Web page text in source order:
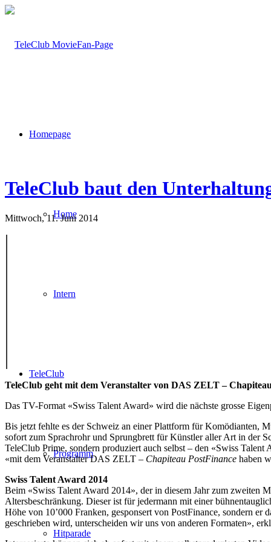
Homepage
Home
Intern
TeleClub
Programm
Hitparade
TeleClub baut den
Mittwoch, 11. Juni 2014
TeleClub geht mit dem Veranstalter von DAS ZELT –
Das TV-Format «Swiss Talent Award» wird die nächste grosse
Bis jetzt fehlte es der Schweiz an einer Plattform für Komödianten,
sofort zum Sprachrohr und Sprungbrett für Künstler aller Art in der
TeleClub Prime, sondern produziert auch selbst – den «Swiss
«mit dem Veranstalter DAS ZELT – Chapiteau PostFinance haben
Swiss Talent Award 2014
Beim «Swiss Talent Award 2014», der in diesem Jahr zum zweiten
Altersbeschränkung. Dieser ist für jedermann mit einer
Höhe von 10’000 Franken, gesponsert von PostFinance, sondern
geschrieben wird, unterscheiden wir uns von anderen Formaten»,